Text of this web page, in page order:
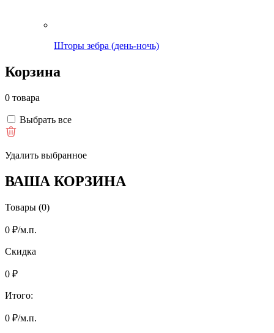
Шторы зебра (день-ночь)
Корзина
0 товара
Выбрать все
Удалить выбранное
ВАША КОРЗИНА
Товары (0)
0 ₽/м.п.
Скидка
0 ₽
Итого:
0 ₽/м.п.